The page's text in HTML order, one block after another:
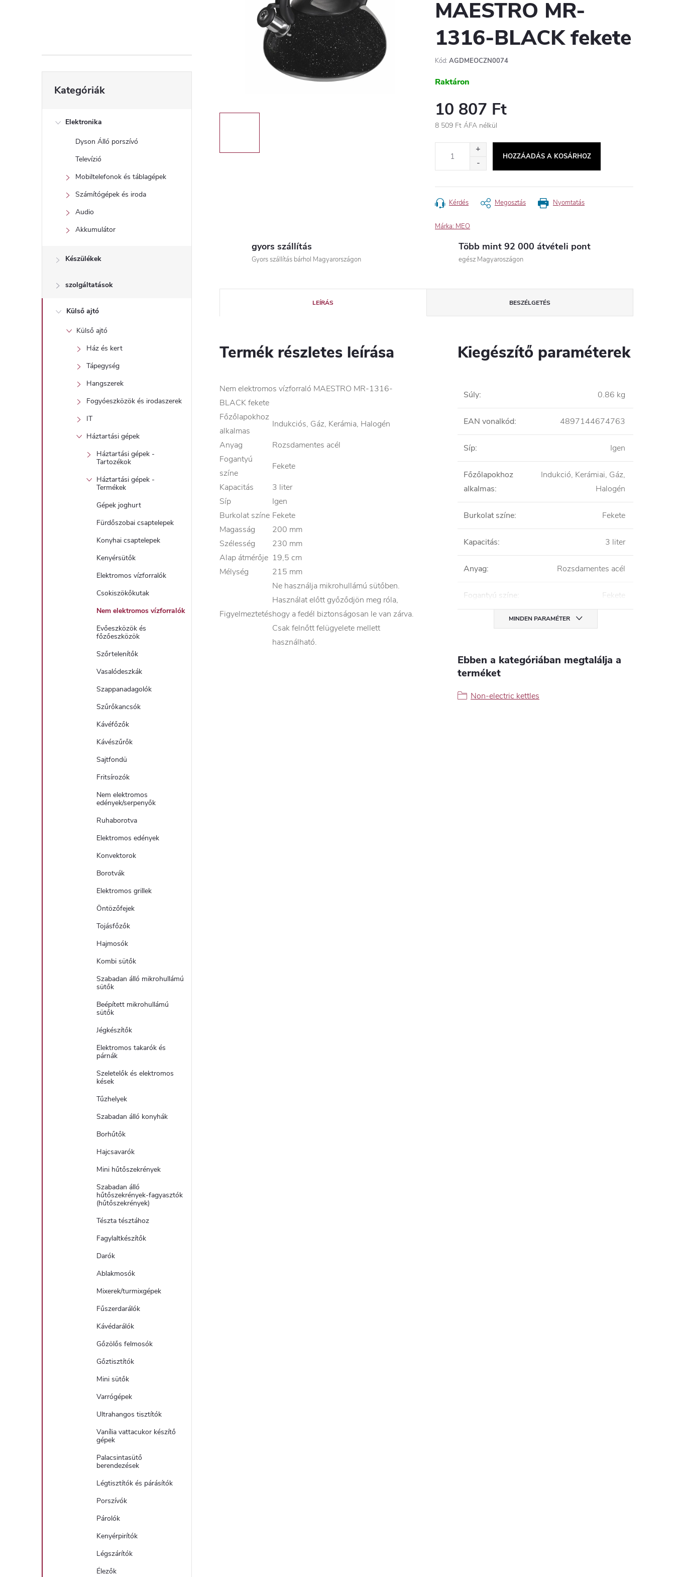
l
sátugrása
Kategóriák
Elektronika
Dyson Álló porszívó
Televízió
Mobiltelefonok és táblagépek
Számítógépek és iroda
Audio
Akkumulátor
Készülékek
szolgáltatások
Külső ajtó
Külső ajtó
Ház és kert
Tápegység
Hangszerek
Fogyóeszközök és irodaszerek
IT
Háztartási gépek
Háztartási gépek -
Tartozékok
Háztartási gépek -
Termékek
Gépek joghurt
Fürdőszobai csaptelepek
Konyhai csaptelepek
Kenyérsütők
Elektromos vízforralók
Csokiszökőkutak
Nem elektromos vízforralók
Evőeszközök és
főzőeszközök
Szőrtelenítők
Vasalódeszkák
Szappanadagolók
Szűrőkancsók
Kávéfőzők
Kávészűrők
Sajtfondü
Fritsírozók
Nem elektromos
edények/serpenyők
Ruhaborotva
Elektromos edények
Konvektorok
Borotvák
Elektromos grillek
Öntözőfejek
Tojásfőzők
Hajmosók
Kombi sütők
Szabadan álló mikrohullámú
sütők
Beépített mikrohullámú
sütők
Jégkészítők
Elektromos takarók és
párnák
Szeletelők és elektromos
kések
Tűzhelyek
Szabadan álló konyhák
Borhűtők
Hajcsavarók
Mini hűtőszekrények
Szabadan álló
hűtőszekrények-fagyasztók
(hűtőszekrények)
Tészta tésztához
Fagylaltkészítők
Darók
Ablakmosók
Mixerek/turmixgépek
Fűszerdarálók
Kávédarálók
Gőzölős felmosók
Gőztisztítók
Mini sütők
Varrógépek
Ultrahangos tisztítók
Vanília vattacukor készítő
gépek
Palacsintasütő
berendezések
Légtisztítók és párásítók
Porszívók
Párolók
Kenyérpirítók
Légszárítók
Élezők
MAESTRO MR-
1316-BLACK fekete
Kód: AGDMEOCZN0074
Raktáron
10 807 Ft
8 509 Ft ÁFA nélkül
HOZZÁADÁS A KOSÁRHOZ
Nyomtatás
Kérdés Megosztás
Márka: MEO
gyors szállítás
Gyors szállítás bárhol Magyarországon
Több mint 92 000 átvételi pont
egész Magyaroszágon
LEÍRÁS BESZÉLGETÉS
Termék részletes leírása
Nem elektromos vízforraló MAESTRO MR-1316-
BLACK fekete
Főzőlapokhoz
alkalmas
Indukciós, Gáz, Kerámia, Halogén
Anyag
Rozsdamentes acél
Fogantyú
színe
Fekete
Kapacitás
3 liter
Síp
Igen
Burkolat színe Fekete
Magasság
200 mm
Szélesség
230 mm
Alap átmérője 19,5 cm
Mélység
215 mm
Figyelmeztetés
Ne használja mikrohullámú sütőben.
Használat előtt győződjön meg róla,
hogy a fedél biztonságosan le van zárva.
Csak felnőtt felügyelete mellett
használható.
Kiegészítő paraméterek
Súly: 0.86 kg
EAN vonalkód: 4897144674763
Síp: Igen
Főzőlapokhoz
alkalmas:
Indukció, Kerámiai, Gáz,
Halogén
Burkolat színe: Fekete
Kapacitás: 3 liter
Anyag: Rozsdamentes acél
Fogantyú színe: Fekete
MINDEN PARAMÉTER
Ebben a kategóriában megtalálja a
terméket
Non-electric kettles